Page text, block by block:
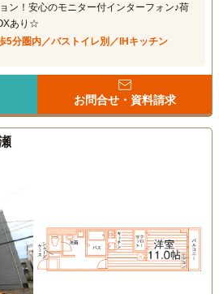
ン！安心のモニター付インターフォン♪荷
あり☆
5分圏内／バストイレ別／IHキッチン
お問合せ・資料請求